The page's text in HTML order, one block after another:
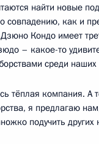
найти новые
совпадению, как и
Кондо имеет
– какое-то
среди наших
тёплая компания. А
я предлагаю
подучить других